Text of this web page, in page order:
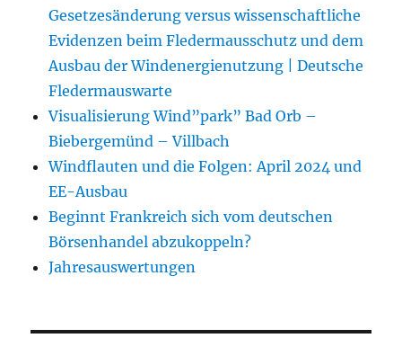
Gesetzesänderung versus wissenschaftliche
Evidenzen beim Fledermausschutz und dem
Ausbau der Windenergienutzung | Deutsche
Fledermauswarte
Visualisierung Wind”park” Bad Orb –
Biebergemünd – Villbach
Windflauten und die Folgen: April 2024 und
EE-Ausbau
Beginnt Frankreich sich vom deutschen
Börsenhandel abzukoppeln?
Jahresauswertungen